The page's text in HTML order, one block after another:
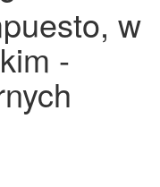
w
-